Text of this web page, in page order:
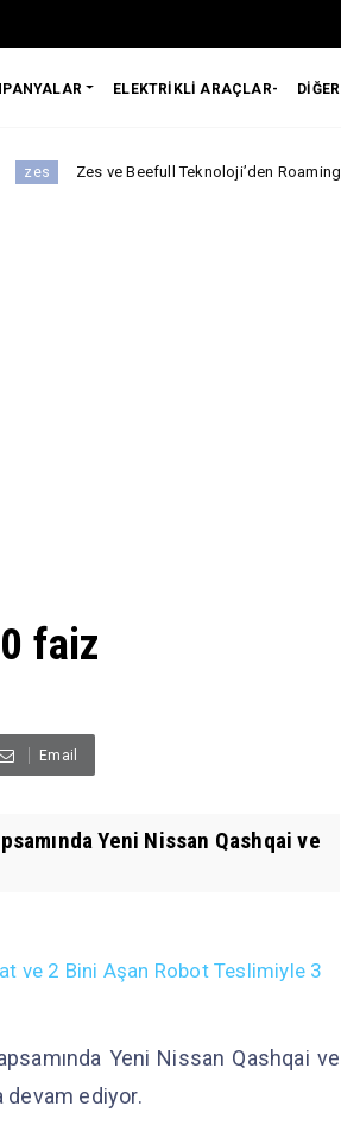
ELEKTRİKLİ ARAÇLAR-
Beefull Teknoloji’den Roaming İş Birliği
faiz
Email
Yeni Nissan Qashqai ve
ve 2 Bini Aşan Robot Teslimiyle 3
Yeni Nissan Qashqai ve
devam ediyor.